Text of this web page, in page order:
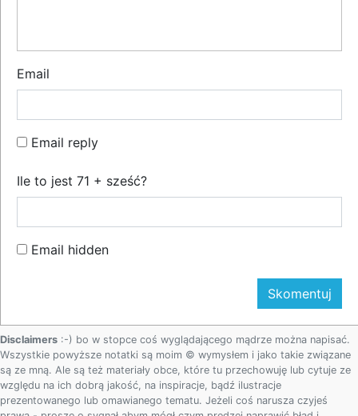
Email
Email reply
Ile to jest 71 + sześć?
Email hidden
Disclaimers :-) bo w stopce coś wyglądającego mądrze można napisać.
Wszystkie powyższe notatki są moim © wymysłem i jako takie związane
są ze mną. Ale są też materiały obce, które tu przechowuję lub cytuje ze
względu na ich dobrą jakość, na inspiracje, bądź ilustracje
prezentowanego lub omawianego tematu. Jeżeli coś narusza czyjeś